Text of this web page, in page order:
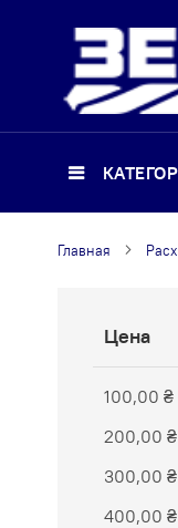
Главная
Цена
100,00 ₴
200,00 ₴
300,00 ₴
400,00 ₴